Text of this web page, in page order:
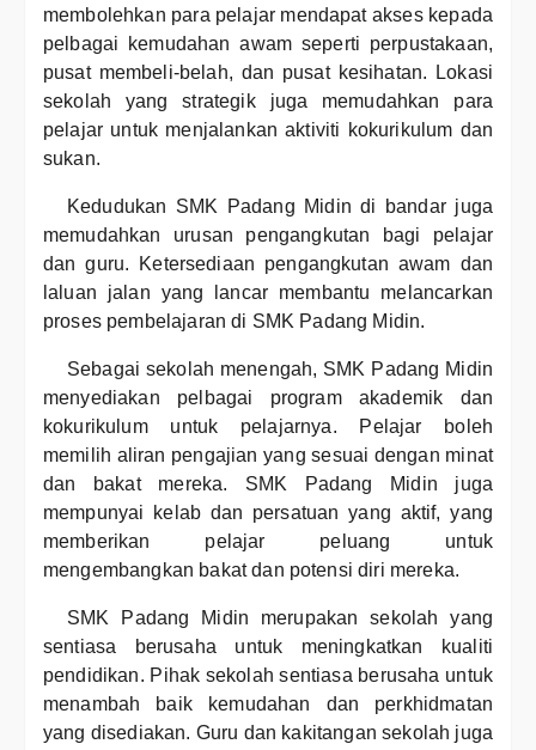
membolehkan para pelajar mendapat akses kepada
pelbagai kemudahan awam seperti perpustakaan,
pusat membeli-belah, dan pusat kesihatan. Lokasi
sekolah yang strategik juga memudahkan para
pelajar untuk menjalankan aktiviti kokurikulum dan
sukan.
Kedudukan SMK Padang Midin di bandar juga
memudahkan urusan pengangkutan bagi pelajar
dan guru. Ketersediaan pengangkutan awam dan
laluan jalan yang lancar membantu melancarkan
proses pembelajaran di SMK Padang Midin.
Sebagai sekolah menengah, SMK Padang Midin
menyediakan pelbagai program akademik dan
kokurikulum untuk pelajarnya. Pelajar boleh
memilih aliran pengajian yang sesuai dengan minat
dan bakat mereka. SMK Padang Midin juga
mempunyai kelab dan persatuan yang aktif, yang
memberikan pelajar peluang untuk
mengembangkan bakat dan potensi diri mereka.
SMK Padang Midin merupakan sekolah yang
sentiasa berusaha untuk meningkatkan kualiti
pendidikan. Pihak sekolah sentiasa berusaha untuk
menambah baik kemudahan dan perkhidmatan
yang disediakan. Guru dan kakitangan sekolah juga